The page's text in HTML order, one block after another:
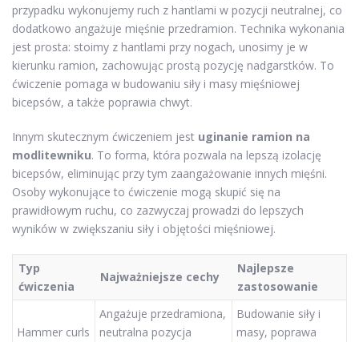
przypadku wykonujemy ruch z hantlami w pozycji neutralnej, co
dodatkowo angażuje mięśnie przedramion. Technika wykonania
jest prosta: stoimy z hantlami przy nogach, unosimy je w
kierunku ramion, zachowując prostą pozycję nadgarstków. To
ćwiczenie pomaga w budowaniu siły i masy mięśniowej
bicepsów, a także poprawia chwyt.
Innym skutecznym ćwiczeniem jest uginanie ramion na
modlitewniku. To forma, która pozwala na lepszą izolację
bicepsów, eliminując przy tym zaangażowanie innych mięśni.
Osoby wykonujące to ćwiczenie mogą skupić się na
prawidłowym ruchu, co zazwyczaj prowadzi do lepszych
wyników w zwiększaniu siły i objętości mięśniowej.
Typ
ćwiczenia
Najważniejsze cechy
Najlepsze
zastosowanie
Hammer curls
Angażuje przedramiona,
neutralna pozycja
Budowanie siły i
masy, poprawa